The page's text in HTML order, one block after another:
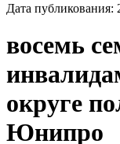
Дата публикования:
восемь
округе
Юнипро